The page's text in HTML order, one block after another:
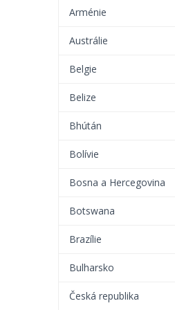
Arménie
Austrálie
Belgie
Belize
Bhútán
Bolívie
Bosna a Hercegovina
Botswana
Brazílie
Bulharsko
Česká republika